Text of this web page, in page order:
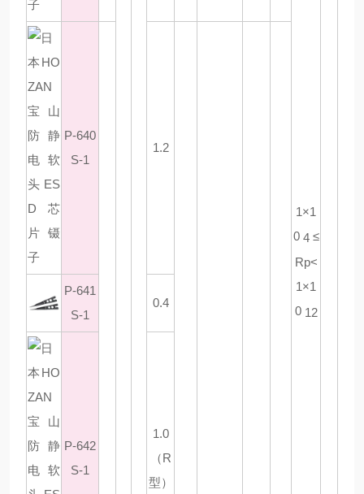
1×1
0 4≤
Rp<
1×1
0 12
P-640
S-1
1.2
P-641
S-1
0.4
P-642
S-1
1.0
（R
型）